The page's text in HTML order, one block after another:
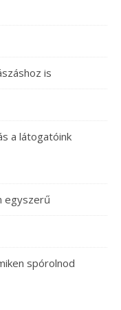
is
a látogatóink
egyszerű
spórolnod